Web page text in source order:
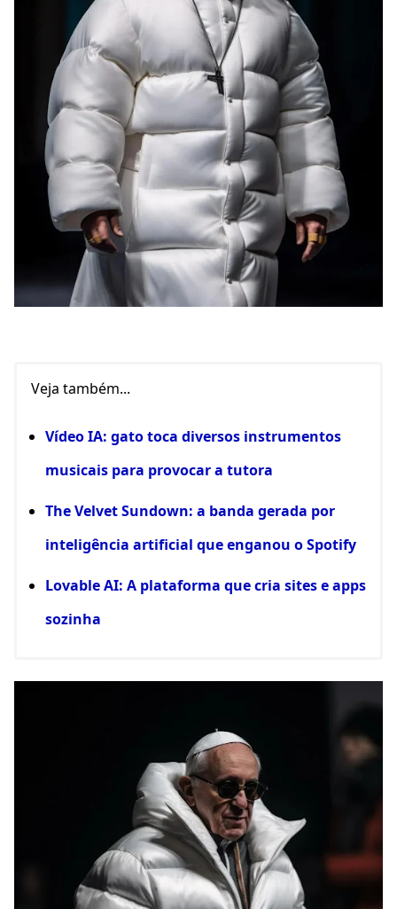
Veja também...
Vídeo IA: gato toca diversos instrumentos
musicais para provocar a tutora
The Velvet Sundown: a banda gerada por
inteligência artificial que enganou o Spotify
Lovable AI: A plataforma que cria sites e apps
sozinha